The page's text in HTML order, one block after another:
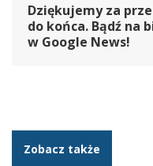
Dziękujemy za
do końca. Bądź na
w Google News!
Zobacz także